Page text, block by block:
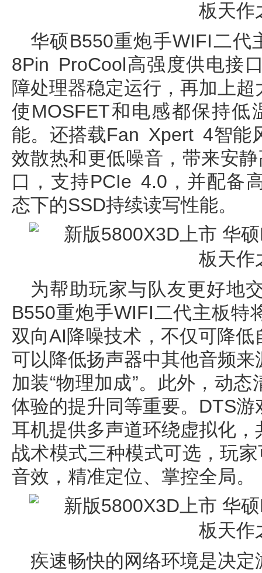
华硕B550重炮手WIFI二代
8Pin ProCool高强度供电接
障处理器稳定运行，再加上
使MOSFET和电感都保持
能。还搭载Fan Xpert 4智能
效散热和更低噪音，带来安
口，支持PCIe 4.0，并配备
态下的SSD持续读写性能。
为帮助玩家与队友更好地
B550重炮手WIFI二代主板特
双向AI降噪技术，不仅可降
可以降低扬声器中其他音频
加装“物理加成”。此外，动
体验的提升同等重要。DTS
耳机提供多声道环绕虚拟化
战术模式三种模式可选，玩
音效，精准定位、掌控全局。
疾速畅快的网络环境是决